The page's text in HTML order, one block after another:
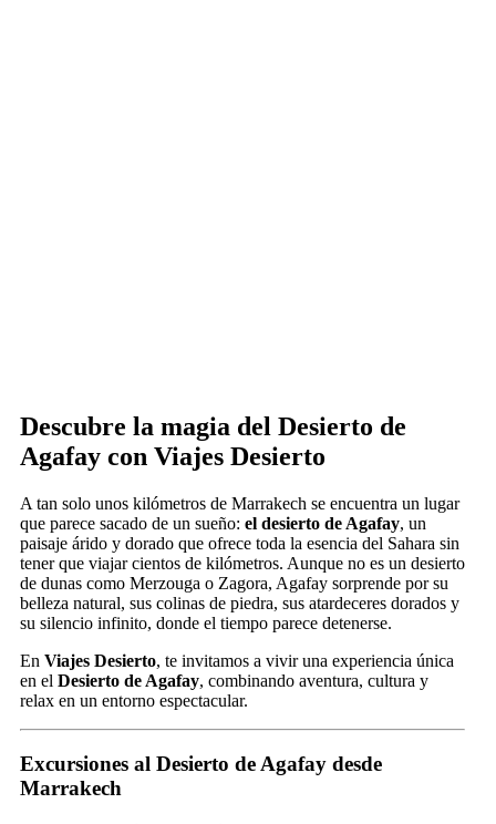
Descubre la magia del Desierto de
Agafay con Viajes Desierto
A tan solo unos kilómetros de Marrakech se encuentra un lugar
que parece sacado de un sueño: el desierto de Agafay, un
paisaje árido y dorado que ofrece toda la esencia del Sahara sin
tener que viajar cientos de kilómetros. Aunque no es un desierto
de dunas como Merzouga o Zagora, Agafay sorprende por su
belleza natural, sus colinas de piedra, sus atardeceres dorados y
su silencio infinito, donde el tiempo parece detenerse.
En Viajes Desierto, te invitamos a vivir una experiencia única
en el Desierto de Agafay, combinando aventura, cultura y
relax en un entorno espectacular.
Excursiones al Desierto de Agafay desde
Marrakech